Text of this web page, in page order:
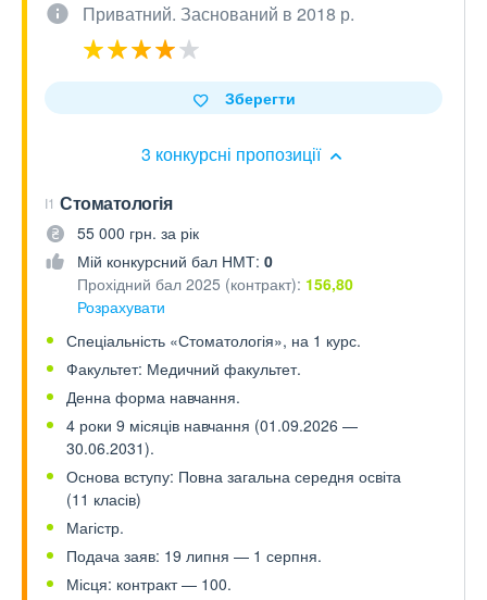
Приватний. Заснований в 2018 р.
3 конкурсні пропозиції
Зберегти
I1 Стоматологія
55 000 грн. за рік
Мій конкурсний бал НМТ: 0
Прохідний бал 2025 (контракт): 156,80
Розрахувати
Спеціальність «Стоматологія», на 1 курс.
Факультет: Медичний факультет.
Денна форма навчання.
4 роки 9 місяців навчання (01.09.2026 —
30.06.2031).
Основа вступу: Повна загальна середня освіта
(11 класів)
Магістр.
Подача заяв: 19 липня — 1 серпня.
Місця: контракт — 100.